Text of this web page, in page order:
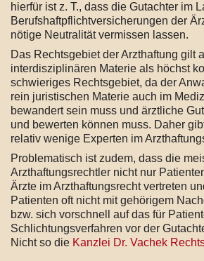
hierfür ist z. T., dass die Gutachter im
Berufshaftpflichtversicherungen der
nötige Neutralität vermissen lassen.
Das Rechtsgebiet der Arzthaftung gilt
interdisziplinären Materie als höchst
schwieriges Rechtsgebiet, da der
rein juristischen Materie auch im
bewandert sein muss und ärztliche
und bewerten können muss. Daher
relativ wenige Experten im
Problematisch ist zudem, dass die
Arzthaftungsrechtler nicht nur
Ärzte im Arzthaftungsrecht vertreten
Patienten oft nicht mit gehörigem
bzw. sich vorschnell auf das für
Schlichtungsverfahren vor der
Nicht so die Kanzlei Dr. Vachek